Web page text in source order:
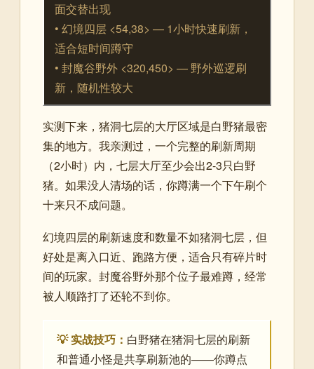
面交替出现
• 幻境四层 <54,38> — 1小时快速刷新，
适合短时间蹲守
• 封魔谷野外 <320,450> — 野外巡逻刷
新，随机性较大
实测下来，猪洞七层的大厅区域是白野猪最密
集的地方。我亲测过，一个完整的刷新周期
（2小时）内，七层大厅至少会出2-3只白野
猪。如果没人清场的话，你蹲满一个下午刷个
十来只不成问题。
幻境四层的刷新速度和数量不如猪洞七层，但
好处是离入口近、跑路方便，适合只有碎片时
间的玩家。封魔谷野外那个位子最难蹲，经常
被人顺路打了还轮不到你。
💡 实战技巧： 白野猪在猪洞七层的刷新
和普通小怪是共享刷新池的——你蹲点